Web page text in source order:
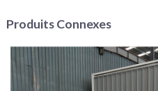
Produits Connexes